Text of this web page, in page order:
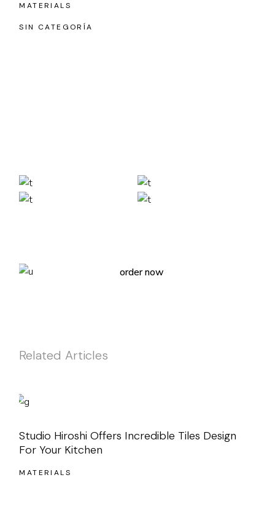
MATERIALS
SIN CATEGORÍA
order now
Related Articles
Studio Hiroshi Offers Incredible Tiles Design
For Your Kitchen
MATERIALS